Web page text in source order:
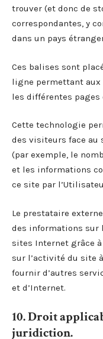
trouver (et donc de
correspondantes, y
dans un pays
Ces balises sont
ligne permettant aux
les différentes pages
Cette technologie
des visiteurs face au
(par exemple, le
et les informations
ce site par
Le prestataire
des informations sur
sites Internet grâce
sur l’activité du site
fournir d’autres
et d’Internet.
10. Droit
juridiction.